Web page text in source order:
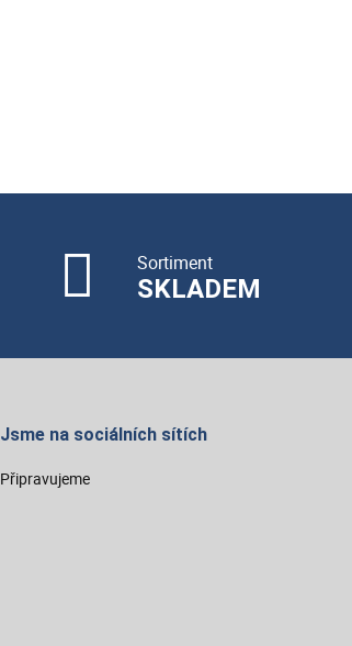
Sortiment
SKLADEM
Jsme na sociálních sítích
Připravujeme